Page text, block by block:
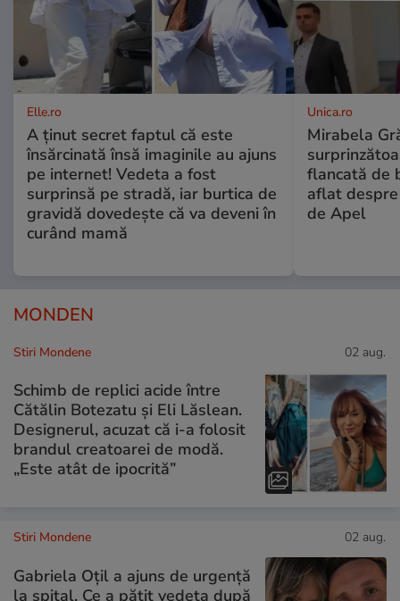
Elle.ro
A ținut secret faptul că este
însărcinată însă imaginile au ajuns
pe internet! Vedeta a fost
surprinsă pe stradă, iar burtica de
gravidă dovedește că va deveni în
curând mamă
Unica.ro
Mirabela
flancată de
aflat
de Apel
MONDEN
Stiri Mondene 02 aug.
Schimb de replici acide între
Cătălin Botezatu și Eli Lăslean.
Designerul, acuzat că i-a folosit
brandul creatoarei de modă.
„Este atât de ipocrită”
Stiri Mondene 02 aug.
Gabriela Oțil a ajuns de urgență
la spital. Ce a pățit vedeta după